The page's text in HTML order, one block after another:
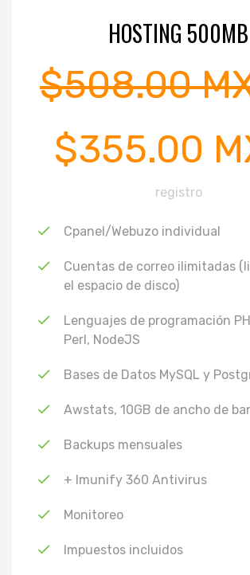
HOSTING 500MB
$508.00
$355.00
registro
Cpanel/Webuzo individual
Cuentas de correo ilimitadas
el espacio de disco)
Lenguajes de programación
Perl, NodeJS
Bases de Datos MySQL y
Awstats, 10GB de ancho de
Backups mensuales
+ Imunify 360 Antivirus
Monitoreo
Impuestos incluidos